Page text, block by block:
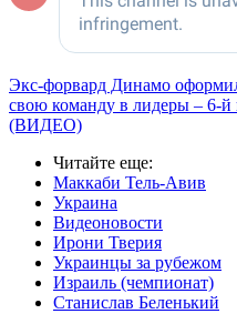
Экс-форвард Динамо
свою команду в лидеры – 6-й
(ВИДЕО)
Читайте еще:
Маккаби Тель-Авив
Украина
Видеоновости
Ирони Тверия
Украинцы за рубежом
Израиль (чемпионат)
Станислав Беленький